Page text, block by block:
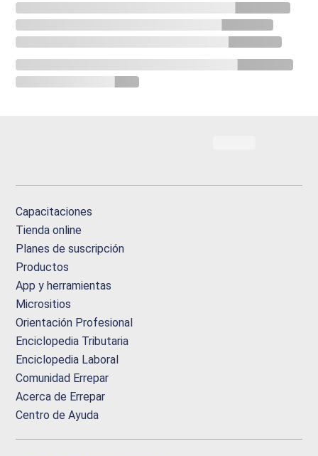
Capacitaciones
Tienda online
Planes de suscripción
Productos
App y herramientas
Micrositios
Orientación Profesional
Enciclopedia Tributaria
Enciclopedia Laboral
Comunidad Errepar
Acerca de Errepar
Centro de Ayuda